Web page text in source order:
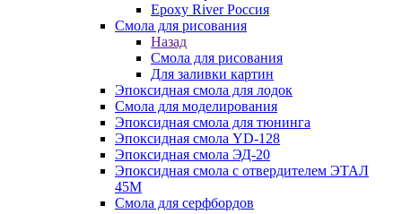
Epoxy River Россия
Смола для рисования
Назад
Смола для рисования
Для заливки картин
Эпоксидная смола для лодок
Смола для моделирования
Эпоксидная смола для тюнинга
Эпоксидная смола YD-128
Эпоксидная смола ЭД-20
Эпоксидная смола с отвердителем ЭТАЛ
45М
Смола для серфбордов